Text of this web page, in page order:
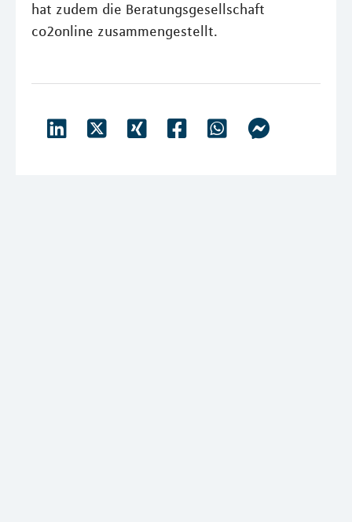
hat zudem die Beratungsgesellschaft
co2online zusammengestellt.